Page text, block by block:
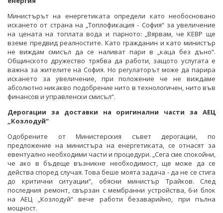
Министърът на енергетиката определи като необосновано
искането от страна на „Топлофикация - София“ за увеличение
на цената на топлата вода и парното: „Вярвам, че КЕВР ще
вземе предвид реалностите. Като гражданин и като министър
не виждам смисъл да се наливат пари в „каца без дъно“.
Общинското дружество трябва да работи, защото услугата е
важна за жителите на София. Но регулаторът може да парира
искането за увеличение, при положение че не виждаме
абсолютно никакво подобрение нито в технологичен, нито във
финансов и управленски смисъл“.
Дерогации за доставки на оригинални части за АЕЦ
„Козлодуй“
Одобрените от Министерския съвет дерогации, по
предложение на министъра на енергетиката, се отнасят за
евентуално необходими части и процедури. „Сега сме спокойни,
че ако в бъдеще възникне необходимост, ще може да се
действа според случая. Това беше моята задача - да не се стига
до критични ситуации“, обясни министър Трайков. След
последния ремонт, свързан с мембранни устройства, 6-и блок
на АЕЦ „Козлодуй“ вече работи безаварийно, при пълна
мощност.